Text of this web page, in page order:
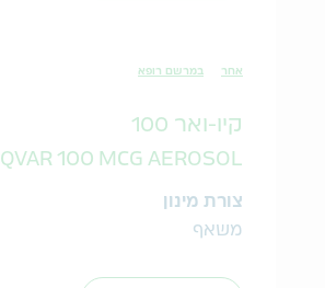
אחר במרשם רופא
קיו-ואר 100
QVAR 100 MCG AEROSOL
צורת מינון
משאף